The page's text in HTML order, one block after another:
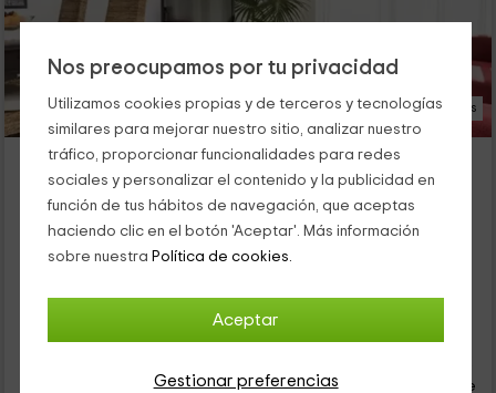
Nos preocupamos por tu privacidad
Utilizamos cookies propias y de terceros y tecnologías
similares para mejorar nuestro sitio, analizar nuestro
tráfico, proporcionar funcionalidades para redes
sociales y personalizar el contenido y la publicidad en
función de tus hábitos de navegación, que aceptas
haciendo clic en el botón 'Aceptar'. Más información
sobre nuestra Política de cookies.
Aceptar
Gestionar preferencias
22 Fotos
Aloha Turia- NewWave Russafa Haven
Alojamiento ubicado a 11.1km de Silla
Valencia (Capital), Valencia
0 opiniones
4 personas
2 baños
Cancelación 7 días antes
36
persona y noche